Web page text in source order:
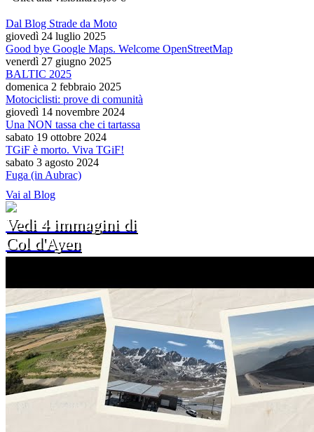
Dal Blog Strade da Moto
giovedì 24 luglio 2025
Good bye Google Maps. Welcome OpenStreetMap
venerdì 27 giugno 2025
BALTIC 2025
domenica 2 febbraio 2025
Motociclisti: prove di comunità
giovedì 14 novembre 2024
Una NON tassa che ci tartassa
sabato 19 ottobre 2024
TGiF è morto. Viva TGiF!
sabato 3 agosto 2024
Fuga (in Aubrac)
Vai al Blog
Vedi 4 immagini di
Col d'Ayen